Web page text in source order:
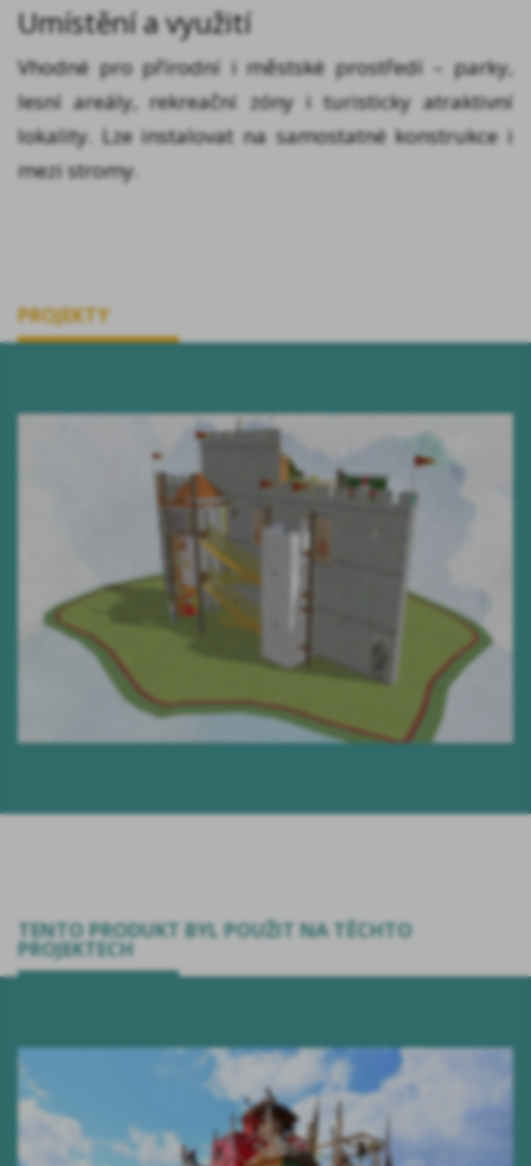
Umístění a využití
Vhodné pro přírodní i městské prostředí – parky,
lesní areály, rekreační zóny i turisticky atraktivní
lokality. Lze instalovat na samostatné konstrukce i
mezi stromy.
PROJEKTY
TENTO PRODUKT BYL POUŽIT NA TĚCHTO
PROJEKTECH